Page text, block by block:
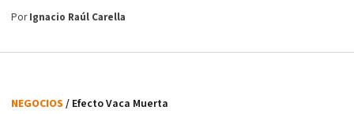
PorIgnacio Raúl Carella
NEGOCIOS / Efecto Vaca Muerta